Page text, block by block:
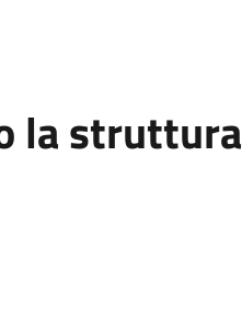
la struttura